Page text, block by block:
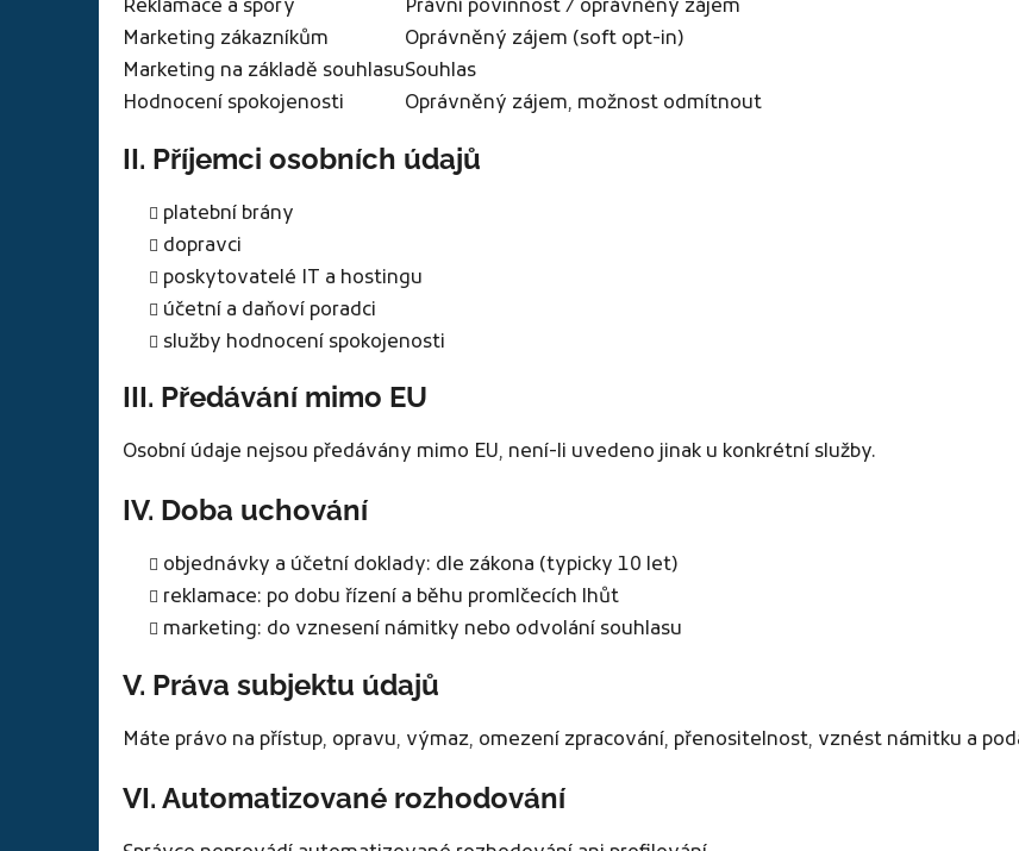
Reklamace a spory
Právní povinnost / oprávněný zájem
Marketing zákazníkům
Oprávněný zájem (soft opt-in)
Marketing na základě souhlasuSouhlas
Hodnocení spokojenosti
Oprávněný zájem, možnost odmítnout
II. Příjemci osobních údajů
platební brány
dopravci
poskytovatelé IT a hostingu
účetní a daňoví poradci
služby hodnocení spokojenosti
III. Předávání mimo EU
Osobní údaje nejsou předávány mimo EU, není-li uvedeno jinak u konkrétní služby.
IV. Doba uchování
objednávky a účetní doklady: dle zákona (typicky 10 let)
reklamace: po dobu řízení a běhu promlčecích lhůt
marketing: do vznesení námitky nebo odvolání souhlasu
V. Práva subjektu údajů
Máte právo na přístup, opravu, výmaz, omezení zpracování, přenositelnost, vznést námitku a
VI. Automatizované rozhodování